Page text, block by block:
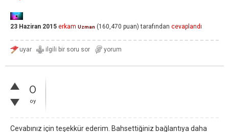
23 Haziran 2015 erkam Uzman (160,470 puan) tarafından cevaplandı
0
oy
Cevabınız için teşekkür ederim. Bahsettiğiniz bağlantıya daha